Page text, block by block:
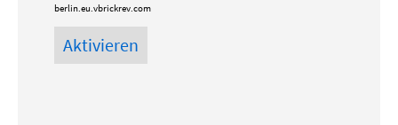
berlin.eu.vbrickrev.com